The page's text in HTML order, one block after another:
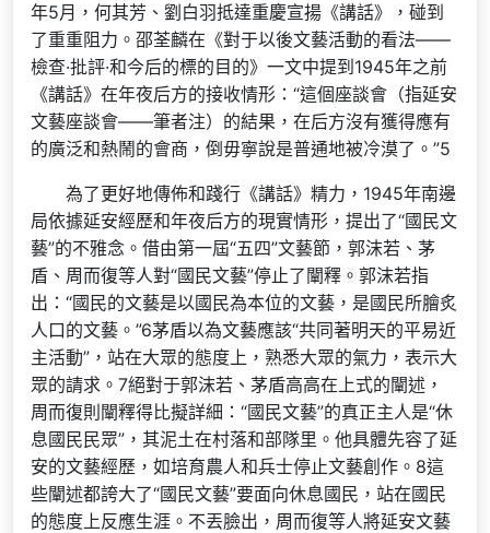
年5月，何其芳、劉白羽抵達重慶宣揚《講話》，碰到
了重重阻力。邵荃麟在《對于以後文藝活動的看法——
檢查·批評·和今后的標的目的》一文中提到1945年之前
《講話》在年夜后方的接收情形：“這個座談會（指延安
文藝座談會——筆者注）的結果，在后方沒有獲得應有
的廣泛和熱鬧的會商，倒毋寧說是普通地被冷漠了。”5
為了更好地傳佈和踐行《講話》精力，1945年南邊
局依據延安經歷和年夜后方的現實情形，提出了“國民文
藝”的不雅念。借由第一屆“五四”文藝節，郭沫若、茅
盾、周而復等人對“國民文藝”停止了闡釋。郭沫若指
出：“國民的文藝是以國民為本位的文藝，是國民所膾炙
人口的文藝。”6茅盾以為文藝應該“共同著明天的平易近
主活動”，站在大眾的態度上，熟悉大眾的氣力，表示大
眾的請求。7絕對于郭沫若、茅盾高高在上式的闡述，
周而復則闡釋得比擬詳細：“國民文藝”的真正主人是“休
息國民民眾”，其泥土在村落和部隊里。他具體先容了延
安的文藝經歷，如培育農人和兵士停止文藝創作。8這
些闡述都誇大了“國民文藝”要面向休息國民，站在國民
的態度上反應生涯。不丟臉出，周而復等人將延安文藝